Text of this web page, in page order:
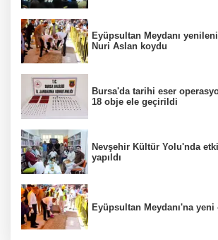
Eyüpsultan Meydanı
Nuri Aslan koydu
Bursa'da tarihi eser
18 obje ele geçirildi
Nevşehir Kültür Yolu'nda
yapıldı
Eyüpsultan Meydanı'na yeni